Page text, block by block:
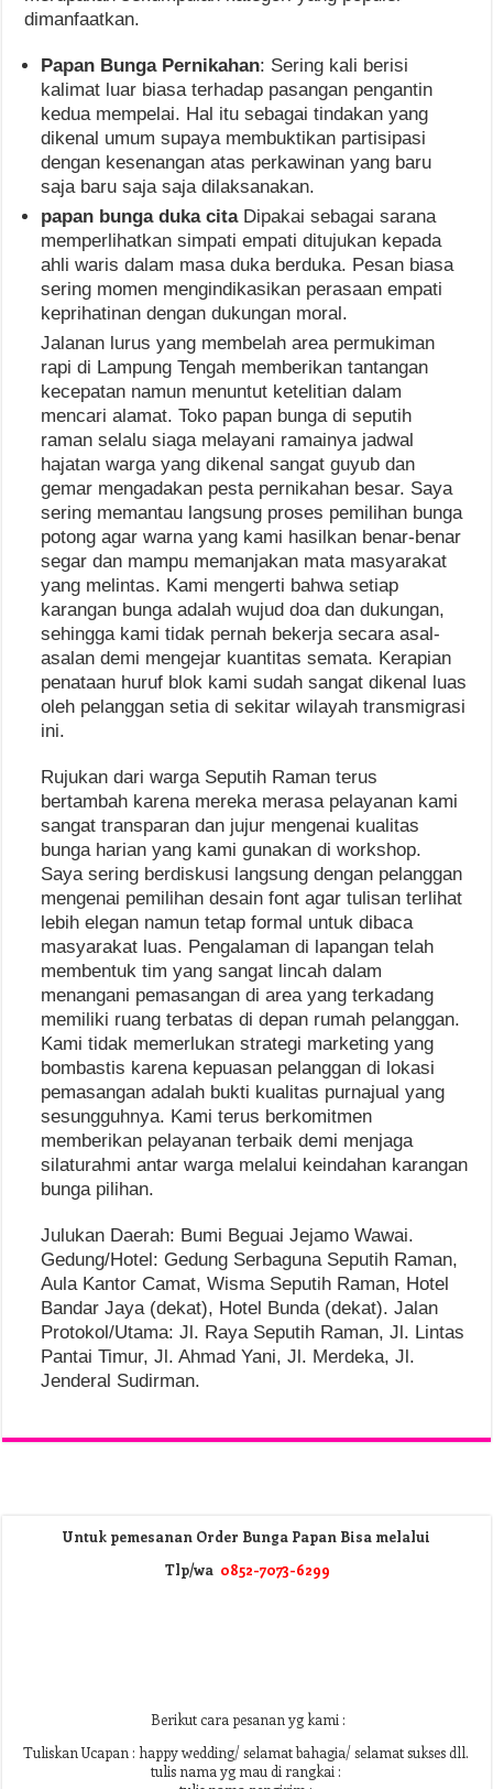
dimanfaatkan.
Papan Bunga Pernikahan: Sering kali berisi
kalimat luar biasa terhadap pasangan pengantin
kedua mempelai. Hal itu sebagai tindakan yang
dikenal umum supaya membuktikan partisipasi
dengan kesenangan atas perkawinan yang baru
saja baru saja saja dilaksanakan.
papan bunga duka cita Dipakai sebagai sarana
memperlihatkan simpati empati ditujukan kepada
ahli waris dalam masa duka berduka. Pesan biasa
sering momen mengindikasikan perasaan empati
keprihatinan dengan dukungan moral.
Jalanan lurus yang membelah area permukiman
rapi di Lampung Tengah memberikan tantangan
kecepatan namun menuntut ketelitian dalam
mencari alamat. Toko papan bunga di seputih
raman selalu siaga melayani ramainya jadwal
hajatan warga yang dikenal sangat guyub dan
gemar mengadakan pesta pernikahan besar. Saya
sering memantau langsung proses pemilihan bunga
potong agar warna yang kami hasilkan benar-benar
segar dan mampu memanjakan mata masyarakat
yang melintas. Kami mengerti bahwa setiap
karangan bunga adalah wujud doa dan dukungan,
sehingga kami tidak pernah bekerja secara asal-
asalan demi mengejar kuantitas semata. Kerapian
penataan huruf blok kami sudah sangat dikenal luas
oleh pelanggan setia di sekitar wilayah transmigrasi
ini.
Rujukan dari warga Seputih Raman terus
bertambah karena mereka merasa pelayanan kami
sangat transparan dan jujur mengenai kualitas
bunga harian yang kami gunakan di workshop.
Saya sering berdiskusi langsung dengan pelanggan
mengenai pemilihan desain font agar tulisan terlihat
lebih elegan namun tetap formal untuk dibaca
masyarakat luas. Pengalaman di lapangan telah
membentuk tim yang sangat lincah dalam
menangani pemasangan di area yang terkadang
memiliki ruang terbatas di depan rumah pelanggan.
Kami tidak memerlukan strategi marketing yang
bombastis karena kepuasan pelanggan di lokasi
pemasangan adalah bukti kualitas purnajual yang
sesungguhnya. Kami terus berkomitmen
memberikan pelayanan terbaik demi menjaga
silaturahmi antar warga melalui keindahan karangan
bunga pilihan.
Julukan Daerah: Bumi Beguai Jejamo Wawai.
Gedung/Hotel: Gedung Serbaguna Seputih Raman,
Aula Kantor Camat, Wisma Seputih Raman, Hotel
Bandar Jaya (dekat), Hotel Bunda (dekat). Jalan
Protokol/Utama: Jl. Raya Seputih Raman, Jl. Lintas
Pantai Timur, Jl. Ahmad Yani, Jl. Merdeka, Jl.
Jenderal Sudirman.
Untuk pemesanan Order Bunga Papan Bisa melalui
Tlp/wa 0852-7073-6299
Berikut cara pesanan yg kami :
Tuliskan Ucapan : happy wedding/ selamat bahagia/ selamat sukses dll.
tulis nama yg mau di rangkai :